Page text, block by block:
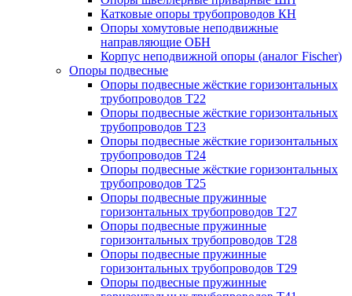
Катковые опоры трубопроводов КН
Опоры хомутовые неподвижные
направляющие ОБН
Корпус неподвижной опоры (аналог Fischer)
Опоры подвесные
Опоры подвесные жёсткие горизонтальных
трубопроводов Т22
Опоры подвесные жёсткие горизонтальных
трубопроводов Т23
Опоры подвесные жёсткие горизонтальных
трубопроводов Т24
Опоры подвесные жёсткие горизонтальных
трубопроводов Т25
Опоры подвесные пружинные
горизонтальных трубопроводов Т27
Опоры подвесные пружинные
горизонтальных трубопроводов Т28
Опоры подвесные пружинные
горизонтальных трубопроводов Т29
Опоры подвесные пружинные